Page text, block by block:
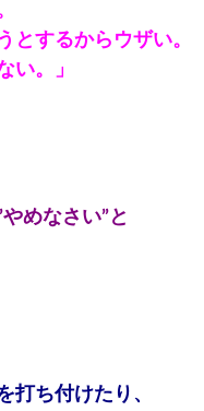
するからウザい。
い。」
めなさい”と
打ち付けたり、